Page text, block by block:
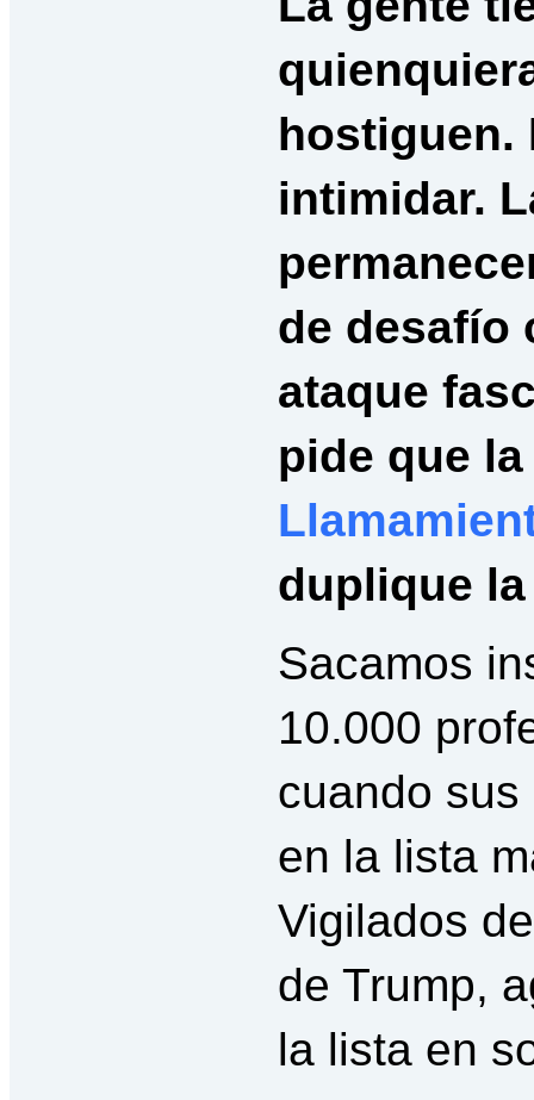
hostiguen.
intimidar.
de desafío
ataque
pide que
duplique
Sacamos
10.000
cuando
en la lista
Vigilados
de Trump,
la lista en